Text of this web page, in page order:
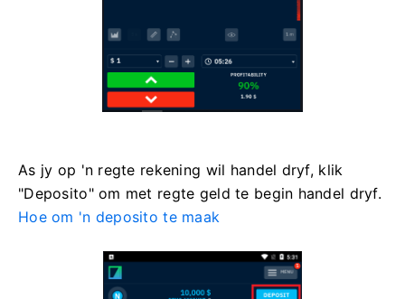
As jy op 'n regte rekening wil handel dryf, klik
"Deposito" om met regte geld te begin handel dryf.
Hoe om 'n deposito te maak